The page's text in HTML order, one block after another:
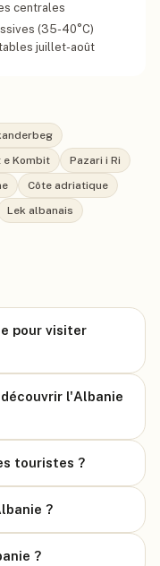
centrales
(35-40°C)
juillet-août
e Kombit
Pazari i Ri
Côte adriatique
Lek albanais
pour visiter
l'Albanie
touristes ?
?
?